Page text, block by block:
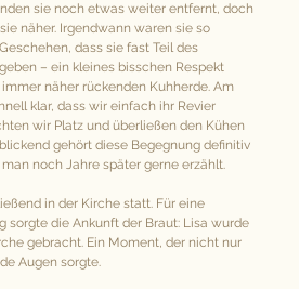
sie noch etwas weiter entfernt, doch
näher. Irgendwann waren sie so
dass sie fast Teil des
– ein kleines bisschen Respekt
näher rückenden Kuhherde. Am
klar, dass wir einfach ihr Revier
wir Platz und überließen den Kühen
gehört diese Begegnung definitiv
noch Jahre später gerne erzählt.
in der Kirche statt. Für eine
sorgte die Ankunft der Braut: Lisa wurde
gebracht. Ein Moment, der nicht nur
Augen sorgte.